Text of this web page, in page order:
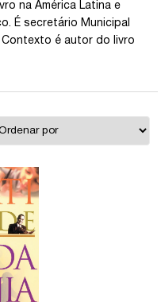
na América Latina e
É secretário Municipal
Contexto é autor do livro